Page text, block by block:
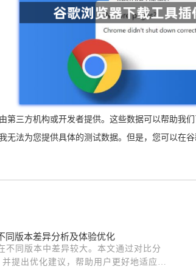
第三方机构或开发者提供。这些数据可以帮助我
无法为您提供具体的测试数据。但是，您可以在
同版本差异分析及体验优化
不同版本中差异较大。本文通过对比分
提出优化建议，帮助用户更好地适应版